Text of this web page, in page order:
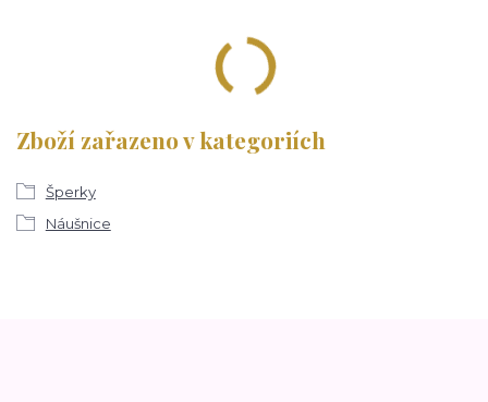
Zboží zařazeno v kategoriích
Šperky
Náušnice